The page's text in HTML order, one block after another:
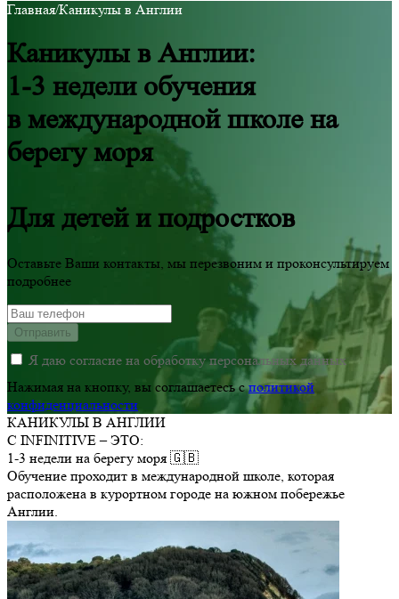
Главная/Каникулы в Англии
Каникулы в Англии:
1-3 недели обучения
в международной школена
берегу моря
Для детей и подростков
Оставьте Ваши контакты, мы перезвоним и проконсультируем
подробнее
Отправить
Я даю согласие на обработку персональных данных
Нажимая на кнопку, вы соглашаетесь cполитикой
конфиденциальности
КАНИКУЛЫ В АНГЛИИ
С INFINITIVE– ЭТО:
1-3 недели на берегу моря 🇬🇧
Обучение проходит в международной школе, которая
расположена в курортном городе на южном побережье
Англии.